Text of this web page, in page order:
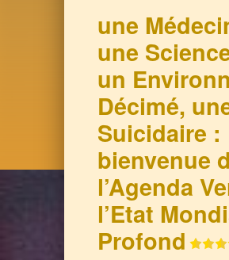
une
une
un
Décimé,
Suicidaire :
bienvenue
l’Agenda
l’Etat
Profond